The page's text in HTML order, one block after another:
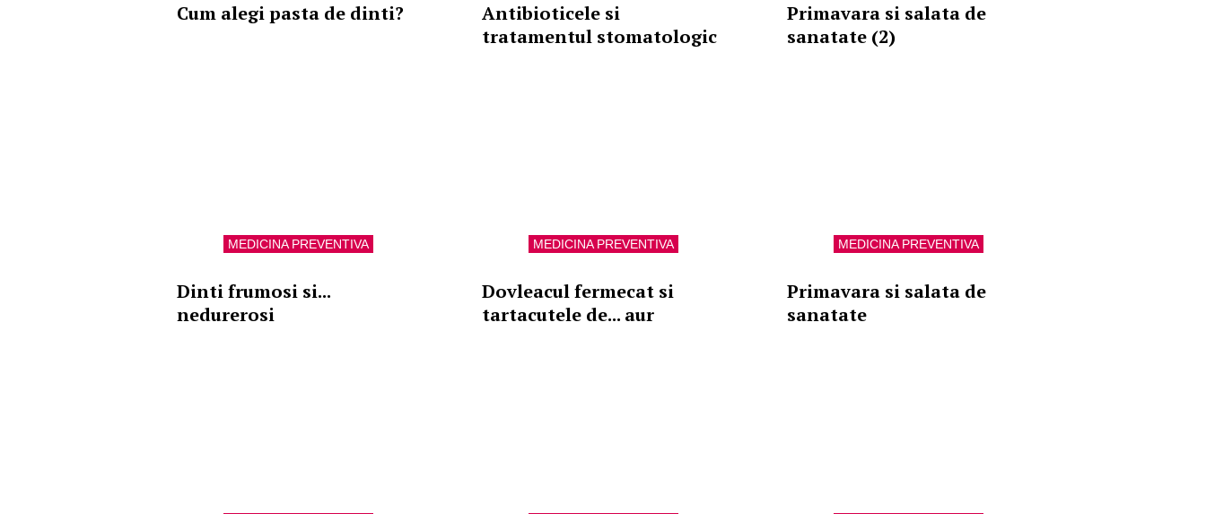
Cum alegi pasta de dinti?
Antibioticele si
tratamentul stomatologic
Primavara si salata de
sanatate (2)
MEDICINA PREVENTIVA
Dinti frumosi si...
nedurerosi
MEDICINA PREVENTIVA
Dovleacul fermecat si
tartacutele de... aur
MEDICINA PREVENTIVA
Primavara si salata de
sanatate